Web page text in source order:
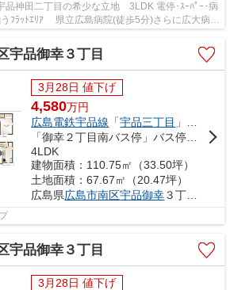
品神田二丁目の希少な立地 3LDK 電停･ｽｰﾊﾟｰ･病
うﾌﾗｯﾄｴﾘｱ 県立広島病院(徒歩5分)さらに広大病院
宇品御幸３丁目
3月28日 値下げ
4,580万円
広島電鉄宇品線 「宇品三丁目 」駅 徒歩2分
4LDK
建物面積：110.75㎡（33.50坪）
土地面積：67.67㎡（20.47坪）
広島県広島市南区宇品御幸３丁目3-
宇品御幸３丁目
3月28日 値下げ